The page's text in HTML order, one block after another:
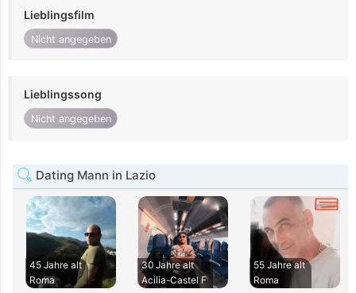
Lieblingsfilm
Nicht angegeben
Lieblingssong
Nicht angegeben
Dating Mann in Lazio
45 Jahre alt
Roma
30 Jahre alt
Acilia-Castel F
55 Jahre alt
Roma